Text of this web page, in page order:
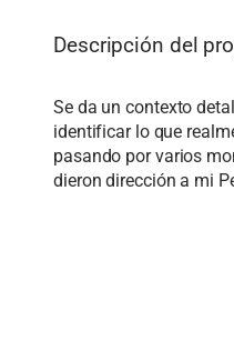
Descripción del
Se da un contexto
identificar lo que
pasando por varios
dieron dirección a mi